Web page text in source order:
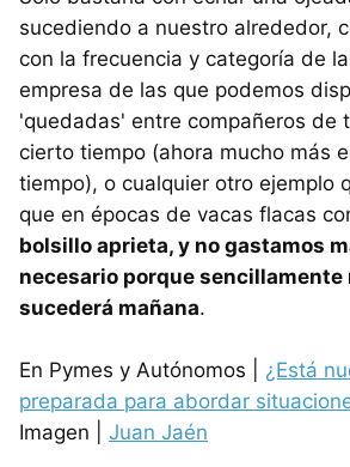
sucediendo a nuestro alrededor,
con la frecuencia y categoría de
empresa de las que podemos
'quedadas' entre compañeros de
cierto tiempo (ahora mucho más
tiempo), o cualquier otro ejemplo
que en épocas de vacas flacas
bolsillo aprieta, y no gastamos
necesario porque sencillamente
sucederá mañana.
En Pymes y Autónomos | ¿Está
preparada para abordar
Imagen | Juan Jaén